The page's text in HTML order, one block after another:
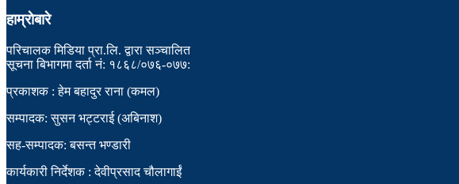
हाम्राेबारे
परिचालक मिडिया प्रा.लि. द्वारा सञ्चालित
सूचना बिभागमा दर्ता नं: १८६८/०७६-०७७:
प्रकाशक : हेम बहादुर राना (कमल)
सम्पादक: सुसन भट्टराई (अबिनाश)
सह-सम्पादक: बसन्त भण्डारी
कार्यकारी निर्देशक : देवीप्रसाद चौलागाईं